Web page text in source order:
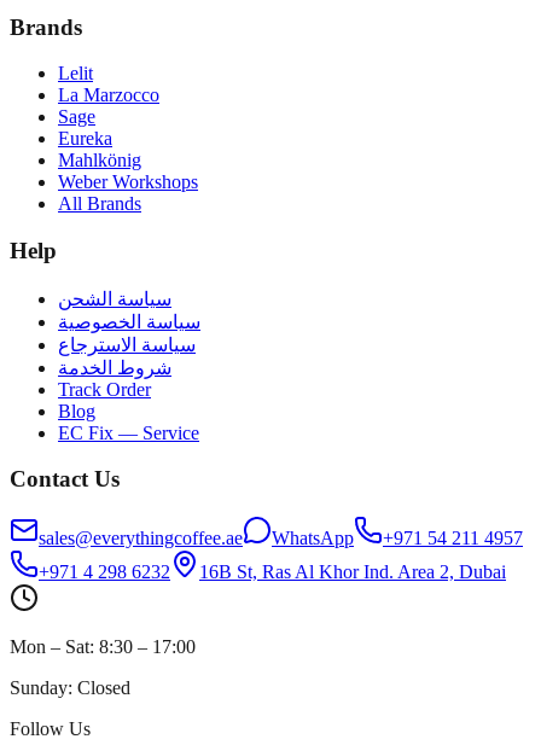
Brands
Lelit
La Marzocco
Sage
Eureka
Mahlkönig
Weber Workshops
All Brands
Help
سياسة الشحن
سياسة الخصوصية
سياسة الاسترجاع
شروط الخدمة
Track Order
Blog
EC Fix — Service
Contact Us
sales@everythingcoffee.ae WhatsApp
+971 54 211 4957
+971 4 298 6232
16B St, Ras Al Khor Ind. Area 2, Dubai
Mon – Sat: 8:30 – 17:00
Sunday: Closed
Follow Us